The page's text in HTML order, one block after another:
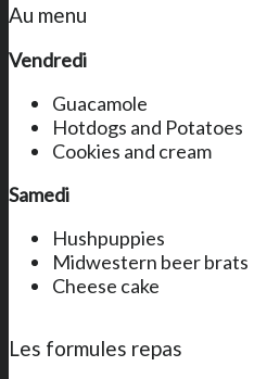
Au menu
Vendredi
Guacamole
Hotdogs and Potatoes
Cookies and cream
Samedi
Hushpuppies
Midwestern beer brats
Cheese cake
Les formules repas